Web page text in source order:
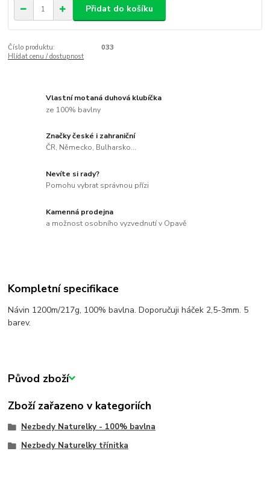
Přidat do košíku
Číslo produktu:
033
Hlídat cenu / dostupnost
Vlastní motaná duhová klubíčka
ze 100% bavlny
Značky české i zahraniční
ČR, Německo, Bulharsko...
Nevíte si rady?
Pomohu vybrat správnou přízi
Kamenná prodejna
a možnost osobního vyzvednutí v Opavě
Kompletní specifikace
Návin 1200m/217g, 100% bavlna. Doporučuji háček 2,5-3mm. 5
barev.
Původ zboží
Zboží zařazeno v kategoriích
Nezbedy Naturelky - 100% bavlna
Nezbedy Naturelky třínitka